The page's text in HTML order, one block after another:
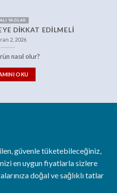
YAZILAR
DIKKAT EDILMELI
2, 2026
nasıl olur?
OKU
güvenle tüketebileceğiniz,
en uygun fiyatlarla sizlere
doğal ve sağlıklı tatlar